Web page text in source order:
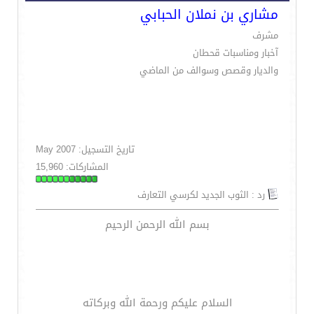
مشاري بن نملان الحبابي
مشرف
آخبار ومناسبات قحطان
والديار وقصص وسوالف من الماضي
تاريخ التسجيل: May 2007
المشاركات: 15,960
رد : الثوب الجديد لكرسي التعارف
بسم الله الرحمن الرحيم
السلام عليكم ورحمة الله وبركاته